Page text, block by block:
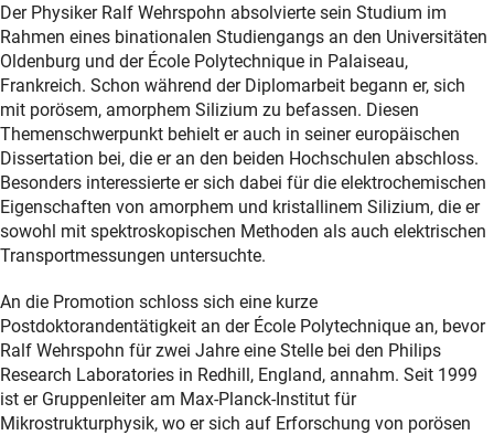
Der Physiker Ralf Wehrspohn absolvierte sein Studium im
Rahmen eines binationalen Studiengangs an den Universitäten
Oldenburg und der École Polytechnique in Palaiseau,
Frankreich. Schon während der Diplomarbeit begann er, sich
mit porösem, amorphem Silizium zu befassen. Diesen
Themenschwerpunkt behielt er auch in seiner europäischen
Dissertation bei, die er an den beiden Hochschulen abschloss.
Besonders interessierte er sich dabei für die elektrochemischen
Eigenschaften von amorphem und kristallinem Silizium, die er
sowohl mit spektroskopischen Methoden als auch elektrischen
Transportmessungen untersuchte.
An die Promotion schloss sich eine kurze
Postdoktorandentätigkeit an der École Polytechnique an, bevor
Ralf Wehrspohn für zwei Jahre eine Stelle bei den Philips
Research Laboratories in Redhill, England, annahm. Seit 1999
ist er Gruppenleiter am Max-Planck-Institut für
Mikrostrukturphysik, wo er sich auf Erforschung von porösen